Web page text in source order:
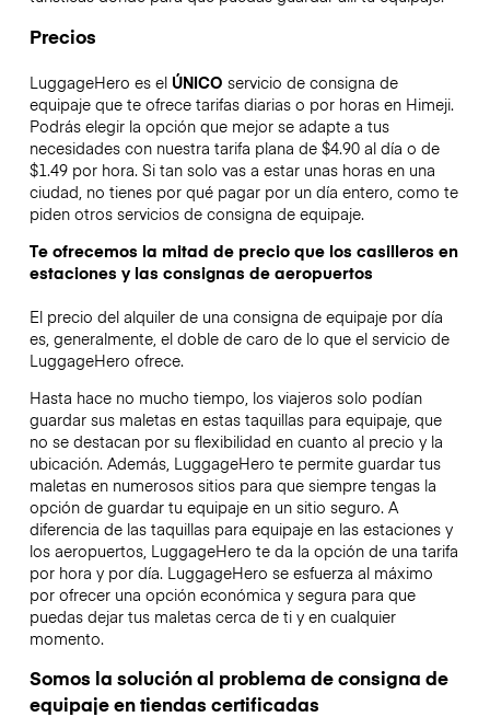
Precios
LuggageHero es el ÚNICO servicio de consigna de
equipaje que te ofrece tarifas diarias o por horas en Himeji.
Podrás elegir la opción que mejor se adapte a tus
necesidades con nuestra tarifa plana de $4.90 al día o de
$1.49 por hora. Si tan solo vas a estar unas horas en una
ciudad, no tienes por qué pagar por un día entero, como te
piden otros servicios de consigna de equipaje.
Te ofrecemos la mitad de precio que los casilleros en
estaciones y las consignas de aeropuertos
El precio del alquiler de una consigna de equipaje por día
es, generalmente, el doble de caro de lo que el servicio de
LuggageHero ofrece.
Hasta hace no mucho tiempo, los viajeros solo podían
guardar sus maletas en estas taquillas para equipaje, que
no se destacan por su flexibilidad en cuanto al precio y la
ubicación. Además, LuggageHero te permite guardar tus
maletas en numerosos sitios para que siempre tengas la
opción de guardar tu equipaje en un sitio seguro. A
diferencia de las taquillas para equipaje en las estaciones y
los aeropuertos, LuggageHero te da la opción de una tarifa
por hora y por día. LuggageHero se esfuerza al máximo
por ofrecer una opción económica y segura para que
puedas dejar tus maletas cerca de ti y en cualquier
momento.
Somos la solución al problema de consigna de
equipaje en tiendas certificadas